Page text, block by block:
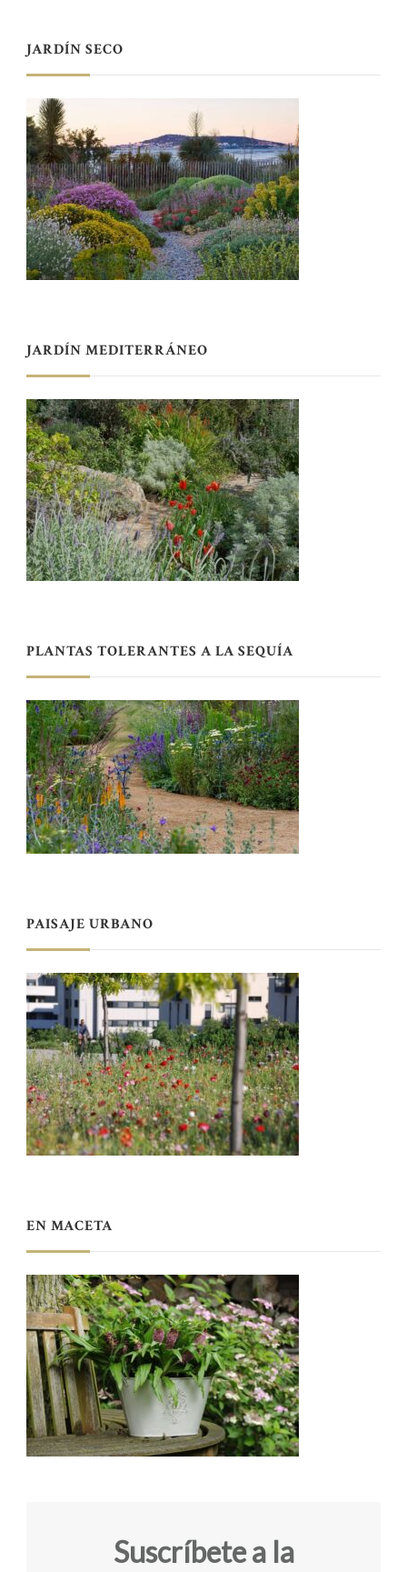
JARDÍN SECO
JARDÍN MEDITERRÁNEO
PLANTAS TOLERANTES A LA SEQUÍA
PAISAJE URBANO
EN MACETA
Suscríbete a la